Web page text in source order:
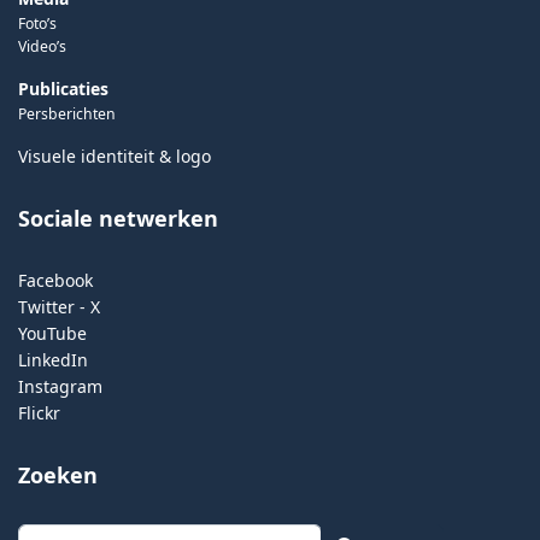
Foto’s
Video’s
Publicaties
Persberichten
Visuele identiteit & logo
Sociale netwerken
Facebook
Twitter - X
YouTube
LinkedIn
Instagram
Flickr
Zoeken